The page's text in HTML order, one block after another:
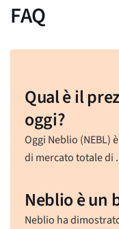
FAQ
Qual è il
oggi?
Oggi Neblio (NEBL)
di mercato totale di .
Neblio è un
Neblio ha